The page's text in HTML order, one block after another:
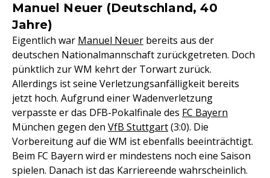
Manuel Neuer (Deutschland, 40
Jahre)
Eigentlich war Manuel Neuer bereits aus der
deutschen Nationalmannschaft zurückgetreten. Doch
pünktlich zur WM kehrt der Torwart zurück.
Allerdings ist seine Verletzungsanfälligkeit bereits
jetzt hoch. Aufgrund einer Wadenverletzung
verpasste er das DFB-Pokalfinale des FC Bayern
München gegen den VfB Stuttgart(3:0). Die
Vorbereitung auf die WM ist ebenfalls beeinträchtigt.
Beim FC Bayern wird er mindestens noch eine Saison
spielen. Danach ist das Karriereende wahrscheinlich.